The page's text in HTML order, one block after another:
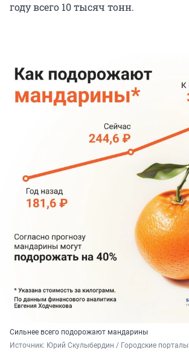
году всего 10 тысяч тонн.
Сильнее всего подорожают мандарины
Источник: Юрий Скулыбердин / Городские порталы